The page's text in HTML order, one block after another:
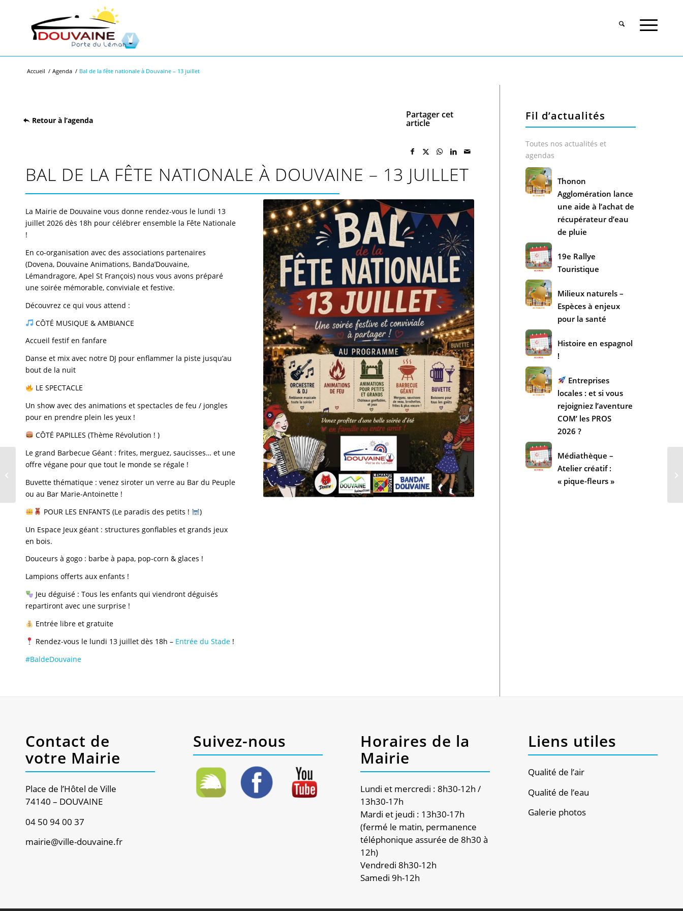
Accueil / Agenda / Bal de la fête nationale à Douvaine – 13 juillet
Retour à l’agenda
Partager cet
article
BAL DE LA FÊTE NATIONALE À DOUVAINE – 13 JUILLET
La Mairie de Douvaine vous donne rendez-vous le lundi 13
juillet 2026 dès 18h pour célébrer ensemble la Fête Nationale
!
En co-organisation avec des associations partenaires
(Dovena, Douvaine Animations, Banda’Douvaine,
Lémandragore, Apel St François) nous vous avons préparé
une soirée mémorable, conviviale et festive.
Découvrez ce qui vous attend :
CÔTÉ MUSIQUE & AMBIANCE
Accueil festif en fanfare
Danse et mix avec notre DJ pour enflammer la piste jusqu’au
bout de la nuit
LE SPECTACLE
Un show avec des animations et spectacles de feu / jongles
pour en prendre plein les yeux !
CÔTÉ PAPILLES (Thème Révolution ! )
Le grand Barbecue Géant : frites, merguez, saucisses… et une
offre végane pour que tout le monde se régale !
Buvette thématique : venez siroter un verre au Bar du Peuple
ou au Bar Marie-Antoinette !
POUR LES ENFANTS (Le paradis des petits !
)
Un Espace Jeux géant : structures gonflables et grands jeux
en bois.
Douceurs à gogo : barbe à papa, pop-corn & glaces !
Lampions offerts aux enfants !
Jeu déguisé : Tous les enfants qui viendront déguisés
repartiront avec une surprise !
Entrée libre et gratuite
Rendez-vous le lundi 13 juillet dès 18h – Entrée du Stade!
#BaldeDouvaine
Fil d’actualités
Toutes nos actualités et
agendas
Thonon
Agglomération lance
une aide à l’achat de
récupérateur d’eau
de pluie
19e Rallye
Touristique
Milieux naturels –
Espèces à enjeux
pour la santé
Histoire en espagnol
!
Entreprises
locales : et si vous
rejoigniez l’aventure
COM’ les PROS
2026 ?
Médiathèque –
Atelier créatif :
« pique-fleurs »
Contact de
votre Mairie
Place de l’Hôtel de Ville
74140 – DOUVAINE
04 50 94 00 37
mairie@ville-douvaine.fr
Suivez-nous
Horaires de la
Mairie
Lundi et mercredi : 8h30-12h /
13h30-17h
Mardi et jeudi : 13h30-17h
(fermé le matin, permanence
téléphonique assurée de 8h30 à
12h)
Vendredi 8h30-12h
Samedi 9h-12h
Liens utiles
Qualité de l’air
Qualité de l’eau
Galerie photos
Les Nuits de Servette
Steward »